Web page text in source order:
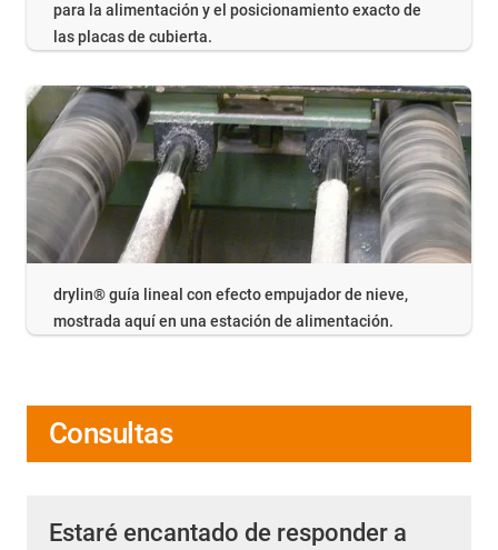
para la alimentación y el posicionamiento exacto de
las placas de cubierta.
drylin® guía lineal con efecto empujador de nieve,
mostrada aquí en una estación de alimentación.
Consultas
Estaré encantado de responder a